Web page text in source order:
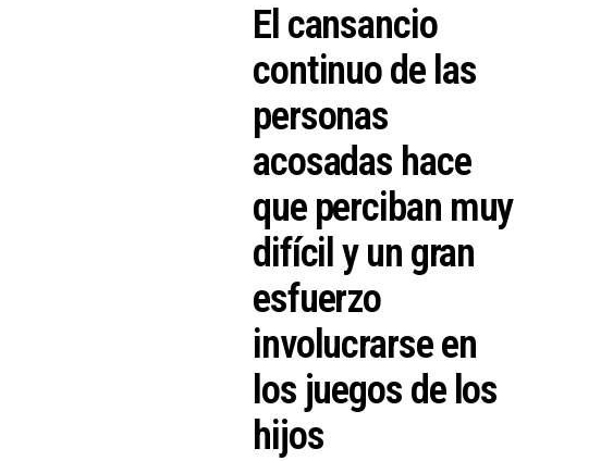
El cansancio
continuo de las
personas
acosadas hace
que perciban muy
difícil y un gran
esfuerzo
involucrarse en
los juegos de los
hijos